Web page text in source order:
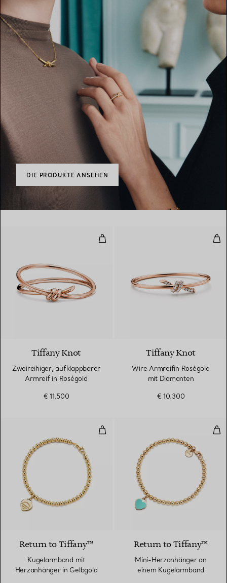
DIE PRODUKTE ANSEHEN
Zweireihiger, aufklappbarer
Tiffany Knot
Zweireihiger, aufklappbarer
Armreif in Roségold
€ 11.500
Tiffany Knot
Wire Armreifin Roségold
mit Diamanten
€ 10.300
Kugelarmband mit
Return to Tiffany™
Kugelarmband mit
Herzanhänger in Gelbgold
Return to Tiffany™
Mini-Herzanhänger an
einem Kugelarmband